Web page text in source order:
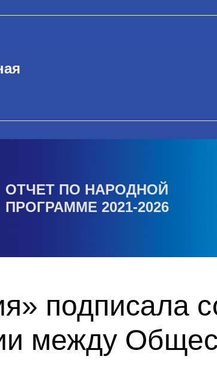
ОТЧЕТ ПО НАРОДНОЙ
ПРОГРАММЕ 2021-2026
подписала
между